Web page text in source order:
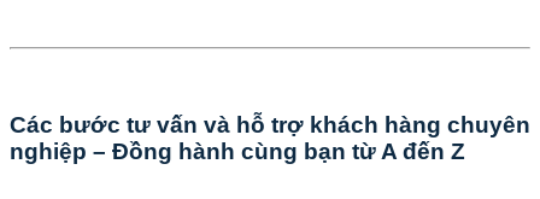
Các bước tư vấn và hỗ trợ khách hàng chuyên
nghiệp – Đồng hành cùng bạn từ A đến Z